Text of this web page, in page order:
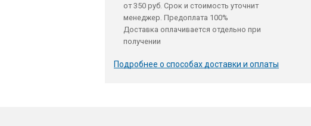
от 350 руб. Срок и стоимость уточнит
менеджер. Предоплата 100%
Доставка оплачивается отдельно при
получении
Подробнее о способах доставки и оплаты